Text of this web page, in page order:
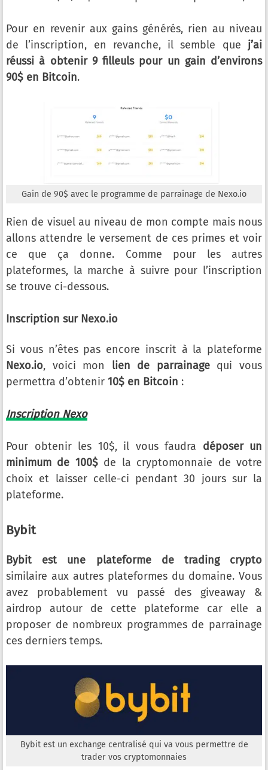
Pour en revenir aux gains générés, rien au niveau
de l’inscription, en revanche, il semble que j’ai
réussi à obtenir 9 filleuls pour un gain d’environs
90$ en Bitcoin.
Gain de 90$ avec le programme de parrainage de Nexo.io
Rien de visuel au niveau de mon compte mais nous
allons attendre le versement de ces primes et voir
ce que ça donne. Comme pour les autres
plateformes, la marche à suivre pour l’inscription
se trouve ci-dessous.
Inscription sur Nexo.io
Si vous n’êtes pas encore inscrit à la plateforme
Nexo.io, voici mon lien de parrainagequi vous
permettra d’obtenir 10$ en Bitcoin :
Inscription Nexo
Pour obtenir les 10$, il vous faudra déposer un
minimum de 100$de la cryptomonnaie de votre
choix et laisser celle-ci pendant 30 jours sur la
plateforme.
Bybit
Bybit est une plateforme de trading crypto
similaire aux autres plateformes du domaine. Vous
avez probablement vu passé des giveaway &
airdrop autour de cette plateforme car elle a
proposer de nombreux programmes de parrainage
ces derniers temps.
Bybit est un exchange centralisé qui va vous permettre de
trader vos cryptomonnaies